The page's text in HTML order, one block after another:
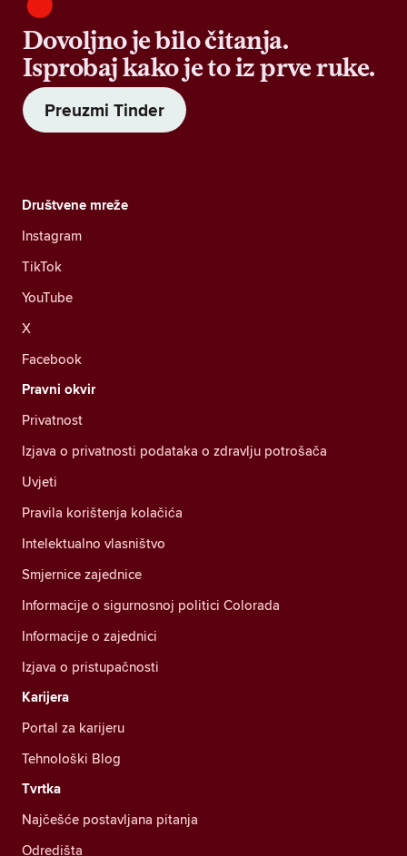
Dovoljno je bilo čitanja.
Isprobaj kako je to iz prve ruke.
Preuzmi Tinder
Društvene mreže
Instagram
TikTok
YouTube
X
Facebook
Pravni okvir
Privatnost
Izjava o privatnosti podataka o zdravlju potrošača
Uvjeti
Pravila korištenja kolačića
Intelektualno vlasništvo
Smjernice zajednice
Informacije o sigurnosnoj politici Colorada
Informacije o zajednici
Izjava o pristupačnosti
Karijera
Portal za karijeru
Tehnološki Blog
Tvrtka
Najčešće postavljana pitanja
Odredišta